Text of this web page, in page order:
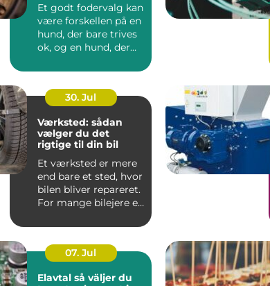
Et godt fodervalg kan
være forskellen på en
hund, der bare trives
ok, og en hund, der
30. Jul
Værksted: sådan
vælger du det
rigtige til din bil
Et værksted er mere
end bare et sted, hvor
bilen bliver repareret.
For mange bilejere er
07. Jul
Elavtal så väljer du